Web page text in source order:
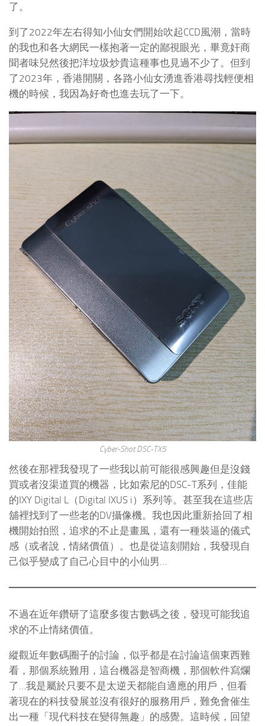
了。
到了2022年左右得知小仙女們開始吹起CCD風潮，當時
的我也和各大網民一樣抱著一定的鄙視眼光，畢竟奸商
聞者味兒然後把洋垃圾炒貴這種事也見過不少了。但到
了2023年，香港開關，各路小仙女湧進香港尋找輕便相
機的時候，我因為好奇也進去玩了一下。
Cyber-Shot DSC-TX5
然後在那裡我發現了一些我以前可能很感興趣但是沒錢
買或者沒渠道買的機器，比如索尼的DSC-T系列，佳能
的IXY Digital L（Digital IXUS i）系列等。甚至我在這些店
舖裡找到了一些老的DV攝像機。我也因此重新拾回了相
機開始拍照，追求的不止是畫風，還有一種裝逼的儀式
感（或者說，情緒價值）。也是從這刻開始，我發現自
己似乎變成了自己心目中的小仙男…
不過在近年鑽研了這麼多復古數碼之後，發現可能我追
求的不止情緒價值。
縱觀近年數碼圈子的討論，似乎都是在討論這個東西難
看，那個系統難用，這台機器是智商機，那個軟件寫爛
了…我是屬於只要不是太逆天都能自適應的用戶，但看
著現在的科技發展並沒有很好的服務用戶，難免會催生
出一種「現代科技在變得無趣」的感覺。這時候，回望